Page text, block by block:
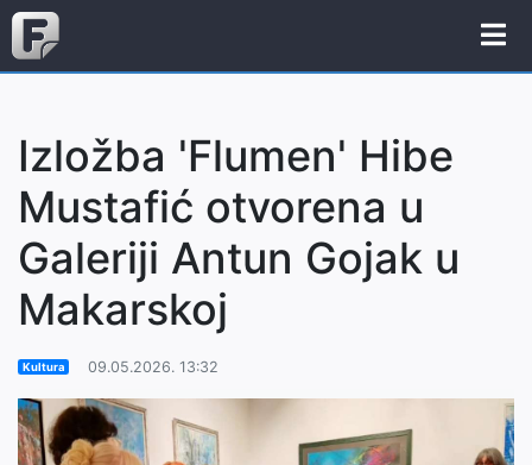
Izložba 'Flumen' Hibe
Mustafić otvorena u
Galeriji Antun Gojak u
Makarskoj
Kultura 09.05.2026. 13:32